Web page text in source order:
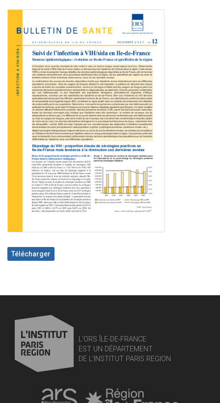
Télécharger
L'ORS ÎLE-DE-FRANCE
EST UN DÉPARTEMENT
DE L'INSTITUT PARIS REGION